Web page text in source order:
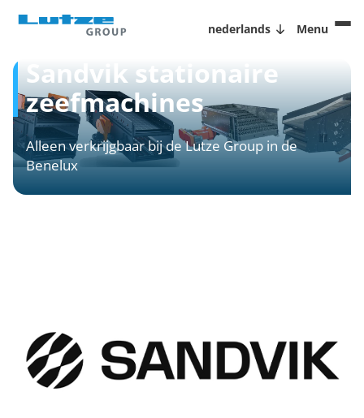
nederlands Menu
Sandvik stationaire
zeefmachines
Alleen verkrijgbaar bij de Lutze Group in de
Benelux